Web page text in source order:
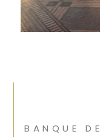
BANQUE